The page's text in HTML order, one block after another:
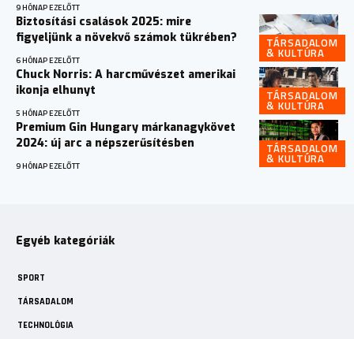
9 HÓNAP EZELŐTT
TÁRSADALOM
& KULTÚRA
Biztosítási csalások 2025: mire
figyeljünk a növekvő számok tükrében?
6 HÓNAP EZELŐTT
TÁRSADALOM
& KULTÚRA
Chuck Norris: A harcművészet amerikai
ikonja elhunyt
5 HÓNAP EZELŐTT
TÁRSADALOM
& KULTÚRA
Premium Gin Hungary márkanagykövet
2024: új arc a népszerűsítésben
9 HÓNAP EZELŐTT
Egyéb kategóriák
SPORT
TÁRSADALOM
TECHNOLÓGIA